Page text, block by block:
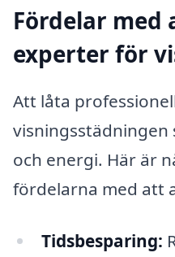
Fördelar med
experter för
Att låta
visningsstädningen
och energi. Här är
fördelarna med att
Tidsbesparing: